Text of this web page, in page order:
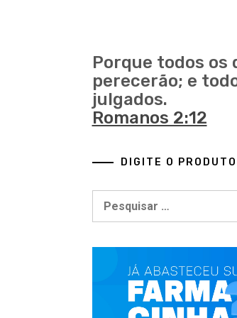
Porque todos os
perecerão; e
julgados.
Romanos 2:12
DIGITE O
Pesquisar